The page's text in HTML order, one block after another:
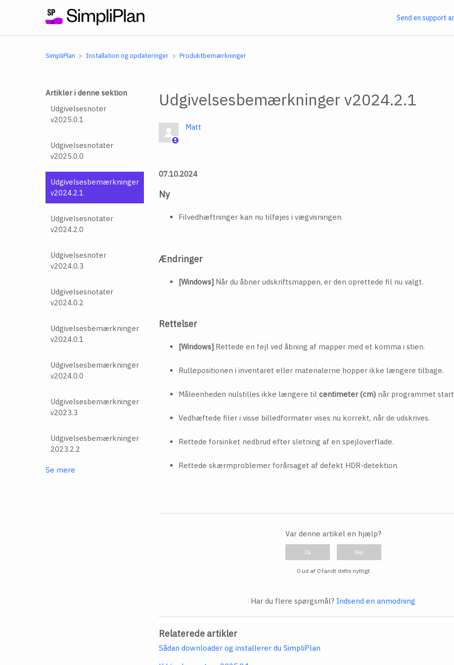
Send en support
SimpliPlan Installation og opdateringer Produktbemærkninger
Artikler i denne sektion
Udgivelsesnoter
v2025.0.1
Udgivelsesnotater
v2025.0.0
Udgivelsesbemærkninger
v2024.2.1
Udgivelsesnotater
v2024.2.0
Udgivelsesnoter
v2024.0.3
Udgivelsesnotater
v2024.0.2
Udgivelsesbemærkninger
v2024.0.1
Udgivelsesbemærkninger
v2024.0.0
Udgivelsesbemærkninger
v2023.3
Udgivelsesbemærkninger
2023.2.2
Se mere
Udgivelsesbemærkninger v2024.2.1
Matt
07.10.2024
Ny
Filvedhæftninger kan nu tilføjes i vægvisningen.
Ændringer
[Windows] Når du åbner udskriftsmappen, er den oprettede fil nu valgt.
Rettelser
[Windows] Rettede en fejl ved åbning af mapper med et komma i stien.
Rullepositionen i inventaret eller materialerne hopper ikke længere tilbage.
Måleenheden nulstilles ikke længere til centimeter (cm) når programmet
Vedhæftede filer i visse billedformater vises nu korrekt, når de udskrives.
Rettede forsinket nedbrud efter sletning af en spejloverflade.
Rettede skærmproblemer forårsaget af defekt HDR-detektion.
Var denne artikel en hjælp?
Ja Nej
0 ud af 0 fandt dette nyttigt
Har du flere spørgsmål? Indsend en anmodning
Relaterede artikler
Sådan downloader og installerer du SimpliPlan